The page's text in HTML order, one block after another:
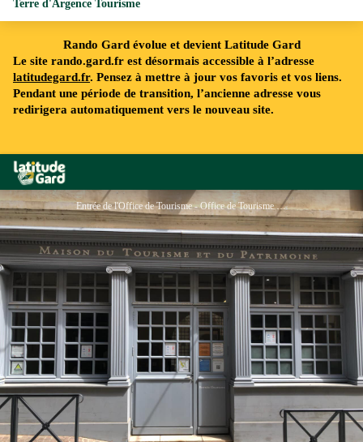
Rando Gard évolue et devient Latitude Gard
Le site rando.gard.fr est désormais accessible à l’adresse
latitudegard.fr. Pensez à mettre à jour vos favoris et vos liens.
Pendant une période de transition, l’ancienne adresse vous
redirigera automatiquement vers le nouveau site.
Rando Gard
Terre d'Argence Tourisme
Entrée de l'Office de Tourisme - Office de Tourisme Beaucaire Terre d'Argence